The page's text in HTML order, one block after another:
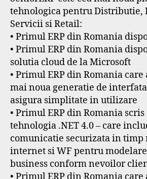
tehnologica pentru Distributie,
Servicii si Retail:
• Primul ERP din Romania
• Primul ERP din Romania
solutia cloud de la Microsoft
• Primul ERP din Romania
mai noua generatie de
asigura simplitate in utilizare
• Primul ERP din Romania
tehnologia .NET 4.0 – care
comunicatie securizata in
internet si WF pentru
business conform nevoilor
• Primul ERP din Romania